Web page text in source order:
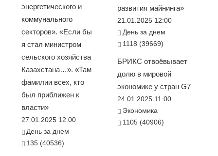
энергетического и
коммунального
секторов». «Если бы
я стал министром
сельского хозяйства
Казахстана…». «Там
фамилии всех, кто
был приближен к
власти»
27.01.2025 12:00
День за днем
135 (40536)
развития майнинга»
21.01.2025 12:00
День за днем
1118 (39669)
БРИКС отвоёвывает
долю в мировой
экономике у стран G7
24.01.2025 11:00
Экономика
1105 (40906)